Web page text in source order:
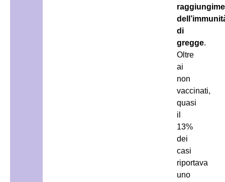
di
gregge.
Oltre
ai
non
vaccinati,
quasi
il
13%
dei
casi
riportava
uno